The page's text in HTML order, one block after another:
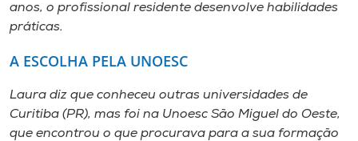
anos, o profissional residente desenvolve habilidades
práticas.
A ESCOLHA PELA UNOESC
Laura diz que conheceu outras universidades de
Curitiba (PR), mas foi na Unoesc São Miguel do Oeste,
que encontrou o que procurava para a sua formação